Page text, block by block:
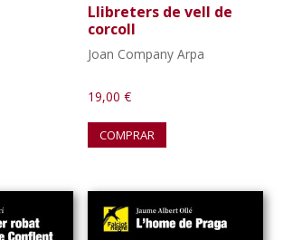
Llibreters de vell de
corcoll
Joan Company Arpa
19,00€
COMPRAR